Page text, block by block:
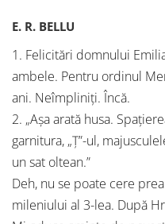
E. R. BELLU
1. Felicitări domnului
ambele. Pentru ordinul
ani. Neîmpliniți. Încă.
2. „Așa arată husa.
garnitura, „Ț”-ul,
un sat oltean.”
Deh, nu se poate cere
mileniului al 3-lea. După